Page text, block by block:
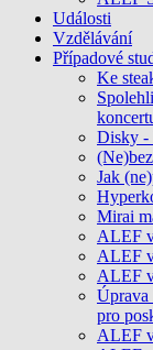
Události
Vzdělávání
Případové
Ke
Disky -
Jak
Mirai
ALEF
ALEF
ALEF
Úprava
pro
ALEF